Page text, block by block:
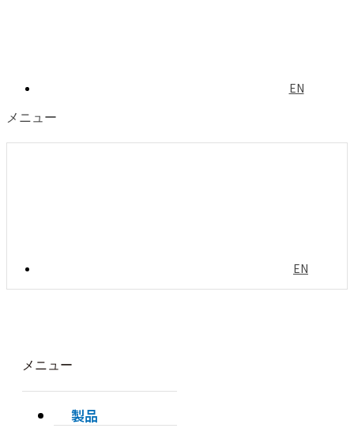
EN
メニュー
EN
メニュー
製品